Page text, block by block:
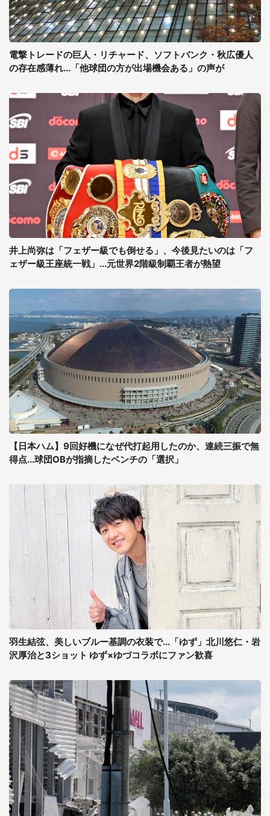
電撃トレードの巨人・リチャード、ソフトバンク・秋広優人
の存在感薄れ...「他球団の方が出場機会ある」の声が
井上尚弥は「フェザー級でも倒せる」、今後見たいのは「フ
ェザー級王座統一戦」...元世界2階級制覇王者が熱望
【日本ハム】9回好機になぜ代打起用したのか、連続三振で無
得点...球団OBが指摘したベンチの「選択」
羽生結弦、美しいブルー基調の衣装で...「ゆず」北川悠仁・岩
沢厚治と3ショット ゆず×ゆづコラボにファン歓喜